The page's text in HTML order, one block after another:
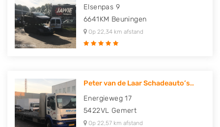
Elsenpas 9
6641KM Beuningen
Op 22,34 km afstand
Peter van de Laar Schadeauto’s..
Energieweg 17
5422VL Gemert
Op 22,57 km afstand